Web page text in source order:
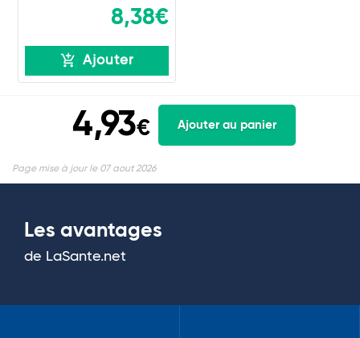
8,38€
Ajouter
4,93€ Ajouter au panier
Page mise à jour le 07 aout 2026
Les avantages
de LaSante.net